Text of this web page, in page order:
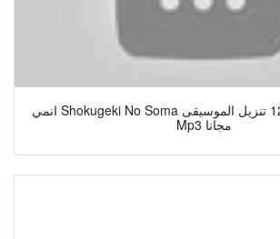
انمي Shokugeki No Soma الموسم 3 الحلقة 12 تنزيل الموسيقى
Mp3 مجانا